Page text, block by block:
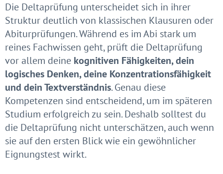
Die Deltaprüfung unterscheidet sich in ihrer
Struktur deutlich von klassischen Klausuren oder
Abiturprüfungen. Während es im Abi stark um
reines Fachwissen geht, prüft die Deltaprüfung
vor allem deine kognitiven Fähigkeiten, dein
logisches Denken, deine Konzentrationsfähigkeit
und dein Textverständnis. Genau diese
Kompetenzen sind entscheidend, um im späteren
Studium erfolgreich zu sein. Deshalb solltest du
die Deltaprüfung nicht unterschätzen, auch wenn
sie auf den ersten Blick wie ein gewöhnlicher
Eignungstest wirkt.